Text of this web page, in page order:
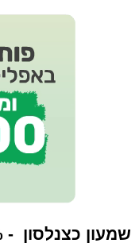
שמעון כצנלסון - 13.97%